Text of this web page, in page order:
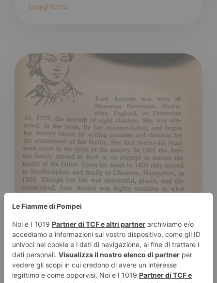
Leggi tutto
LAURA CAMMARERI
I grandi romanzi d’amore
Tempo stimato di lettura:2 minuti
Se cerchi i grandi romanzi d'amore o storie
nuove intrise di romanticismo, questo elenco
fa per te! Ecco alcuni titoli da non perdere: